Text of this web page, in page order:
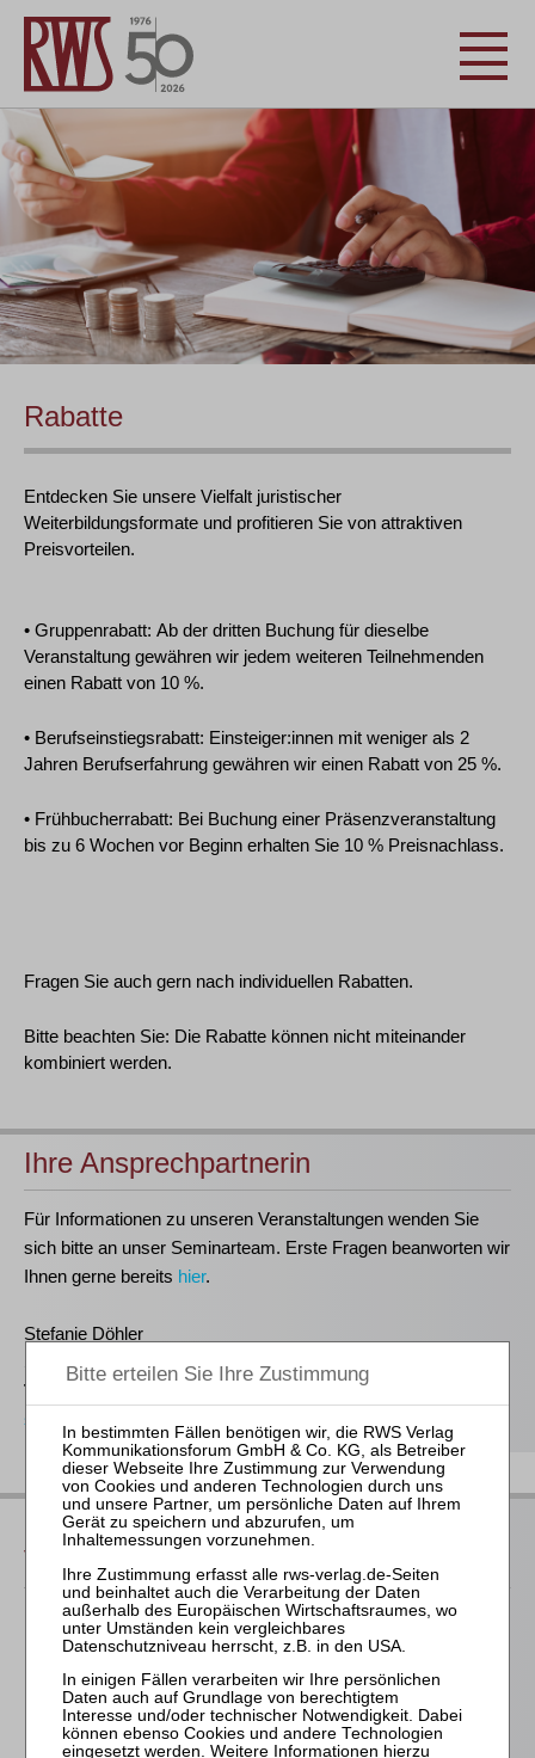
Rabatte
Entdecken Sie unsere Vielfalt juristischer
Weiterbildungsformate und profitieren Sie von attraktiven
Preisvorteilen.
• Gruppenrabatt: Ab der dritten Buchung für dieselbe
Veranstaltung gewähren wir jedem weiteren Teilnehmenden
einen Rabatt von 10 %.
• Berufseinstiegsrabatt: Einsteiger:innen mit weniger als 2
Jahren Berufserfahrung gewähren wir einen Rabatt von 25 %.
• Frühbucherrabatt: Bei Buchung einer Präsenzveranstaltung
bis zu 6 Wochen vor Beginn erhalten Sie 10 % Preisnachlass.
Fragen Sie auch gern nach individuellen Rabatten.
Bitte beachten Sie: Die Rabatte können nicht miteinander
kombiniert werden.
Ihre Ansprechpartnerin
Für Informationen zu unseren Veranstaltungen wenden Sie
sich bitte an unser Seminarteam. Erste Fragen beanworten wir
Ihnen gerne bereits hier.
Stefanie Döhler
Seminarorganisation
T
seminar@rws-verlag.de
Das bieten Ihnen unsere
Veranstaltungen
Für alle Endgeräte kompatible und browserbasierte
Online-Fortbildungen
Individuelle Assistenz bis zur Einwahl und Verbindung mit
unserem Online-Seminar
Hochwertige Unterlagen für die Teilnahme, ideal auch zum